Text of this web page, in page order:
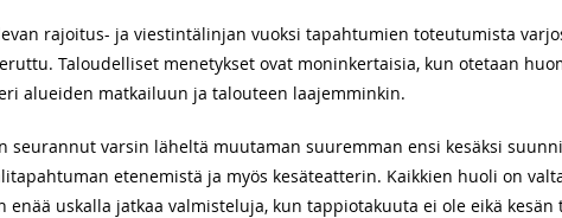
rajoitus- ja viestintälinjan vuoksi tapahtumien toteutumista
Taloudelliset menetykset ovat moninkertaisia, kun otetaan
alueiden matkailuun ja talouteen laajemminkin.
seurannut varsin läheltä muutaman suuremman ensi kesäksi
etenemistä ja myös kesäteatterin. Kaikkien huoli on
enää uskalla jatkaa valmisteluja, kun tappiotakuuta ei ole eikä